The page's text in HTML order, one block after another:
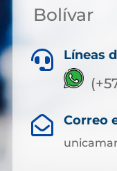
Bolívar
 Líneas
 Correo